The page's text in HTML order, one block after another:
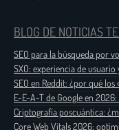
BLOG DE NOTICIAS
SEO para la búsqueda por
SXO: experiencia de
SEO en Reddit: ¿por qué
E-E-A-T de Google en
Criptografía poscuántica:
Core Web Vitals 2026: